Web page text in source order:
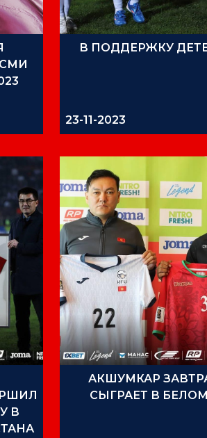
В ПОДДЕРЖКУ
23-11-2023
В
АКШУМКАР
СЫГРАЕТ В